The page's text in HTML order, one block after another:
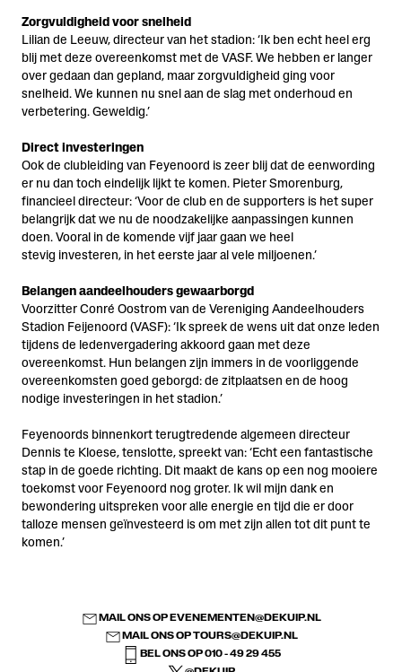
Zorgvuldigheid voor snelheid
Lilian de Leeuw, directeur van het stadion: ‘Ik ben echt heel erg
blij met deze overeenkomst met de VASF. We hebben er langer
over gedaan dan gepland, maar zorgvuldigheid ging voor
snelheid. We kunnen nu snel aan de slag met onderhoud en
verbetering. Geweldig.’
Direct investeringen
Ook de clubleiding van Feyenoord is zeer blij dat de eenwording
er nu dan toch eindelijk lijkt te komen. Pieter Smorenburg,
financieel directeur: ‘Voor de club en de supporters is het super
belangrijk dat we nu de noodzakelijke aanpassingen kunnen
doen. Vooral in de komende vijf jaar gaan we heel
stevig investeren, in het eerste jaar al vele miljoenen.’
Belangen aandeelhouders gewaarborgd
Voorzitter Conré Oostrom van de Vereniging Aandeelhouders
Stadion Feijenoord (VASF): ‘Ik spreek de wens uit dat onze leden
tijdens de ledenvergadering akkoord gaan met deze
overeenkomst. Hun belangen zijn immers in de voorliggende
overeenkomsten goed geborgd: de zitplaatsen en de hoog
nodige investeringen in het stadion.’
Feyenoords binnenkort terugtredende algemeen directeur
Dennis te Kloese, tenslotte, spreekt van: ‘Echt een fantastische
stap in de goede richting. Dit maakt de kans op een nog mooiere
toekomst voor Feyenoord nog groter. Ik wil mijn dank en
bewondering uitspreken voor alle energie en tijd die er door
talloze mensen geïnvesteerd is om met zijn allen tot dit punt te
komen.’
MAIL ONS OP EVENEMENTEN@DEKUIP.NL
MAIL ONS OPTOURS@DEKUIP.NL
BEL ONS OP 010 - 49 29 455